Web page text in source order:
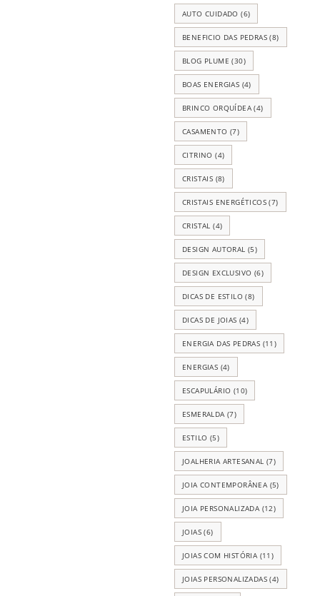
AUTO CUIDADO (6)
BENEFICIO DAS PEDRAS (8)
BLOG PLUME (30)
BOAS ENERGIAS (4)
BRINCO ORQUÍDEA (4)
CASAMENTO (7)
CITRINO (4)
CRISTAIS (8)
CRISTAIS ENERGÉTICOS (7)
CRISTAL (4)
DESIGN AUTORAL (5)
DESIGN EXCLUSIVO (6)
DICAS DE ESTILO (8)
DICAS DE JOIAS (4)
ENERGIA DAS PEDRAS (11)
ENERGIAS (4)
ESCAPULÁRIO (10)
ESMERALDA (7)
ESTILO (5)
JOALHERIA ARTESANAL (7)
JOIA CONTEMPORÂNEA (5)
JOIA PERSONALIZADA (12)
JOIAS (6)
JOIAS COM HISTÓRIA (11)
JOIAS PERSONALIZADAS (4)